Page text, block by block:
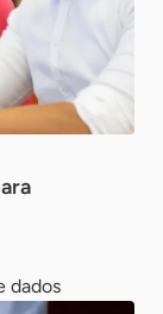
dados